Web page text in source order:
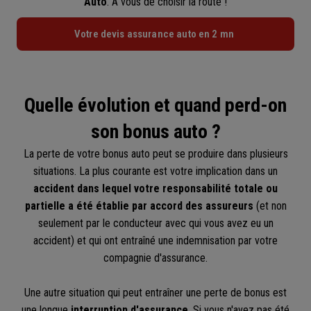
Votre devis assurance auto en 2 mn
Quelle évolution et quand perd-on
son bonus auto ?
La perte de votre bonus auto peut se produire dans plusieurs
situations. La plus courante est votre implication dans un
accident dans lequel votre responsabilité totale ou
partielle a été établie par accord des assureurs (et non
seulement par le conducteur avec qui vous avez eu un
accident) et qui ont entraîné une indemnisation par votre
compagnie d'assurance.
Une autre situation qui peut entraîner une perte de bonus est